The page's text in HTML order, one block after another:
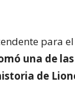
para
una de
de